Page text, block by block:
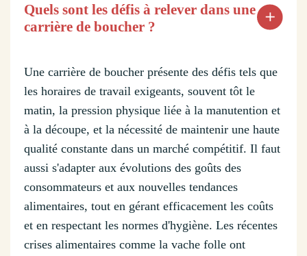
Quels sont les défis à relever dans une
carrière de boucher ?
Une carrière de boucher présente des défis tels que
les horaires de travail exigeants, souvent tôt le
matin, la pression physique liée à la manutention et
à la découpe, et la nécessité de maintenir une haute
qualité constante dans un marché compétitif. Il faut
aussi s'adapter aux évolutions des goûts des
consommateurs et aux nouvelles tendances
alimentaires, tout en gérant efficacement les coûts
et en respectant les normes d'hygiène. Les récentes
crises alimentaires comme la vache folle ont